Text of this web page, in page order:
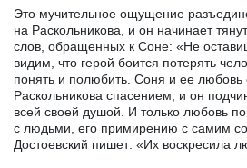
Это мучительное ощущение
на Раскольникова, и он начинает
слов, обращенных к Соне: «Не
видим, что герой боится потерять
понять и полюбить. Соня и ее любовь
Раскольникова спасением, и он
всей своей душой. И только любовь
с людьми, его примирению с самим
Достоевский пишет: «Их воскресила